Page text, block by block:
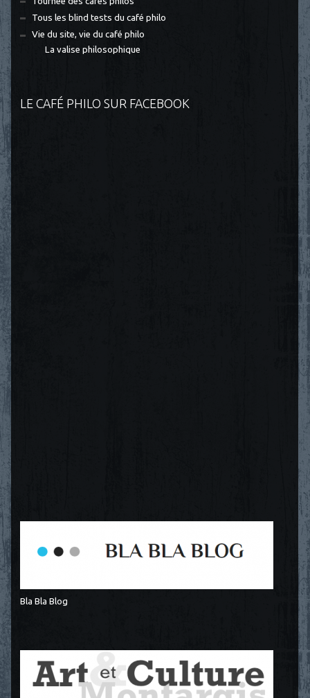
Tous les blind tests du café philo
Vie du site, vie du café philo
La valise philosophique
LE CAFÉ PHILO SUR FACEBOOK
Bla Bla Blog